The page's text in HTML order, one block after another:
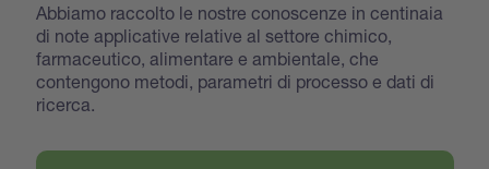
Abbiamo raccolto le nostre conoscenze in centinaia
di note applicative relative al settore chimico,
farmaceutico, alimentare e ambientale, che
contengono metodi, parametri di processo e dati di
ricerca.